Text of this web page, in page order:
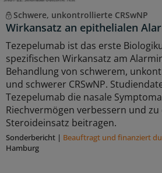
Schwere, unkontrollierte CRSwNP
Wirkansatz an epithelialen
Tezepelumab ist das erste
spezifischen Wirkansatz am
Behandlung von schwerem,
und schwerer CRSwNP.
Tezepelumab die nasale
Riechvermögen verbessern und
Steroideinsatz beitragen.
Sonderbericht | Beauftragt und ﬁnanziert
Hamburg